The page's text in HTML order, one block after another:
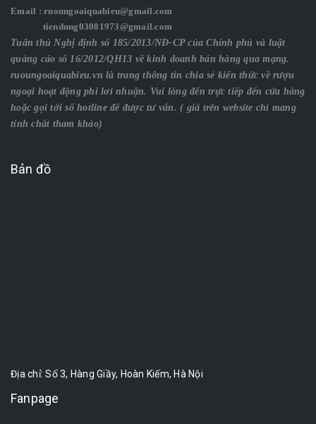
Email : ruoungoaiquabieu@gmail.com
tiendung03081973@gmail.com
Tuân thủ Nghị định số 185/2013/NĐ-CP của Chính phủ và luật
quảng cáo số 16/2012/QH13 về kinh doanh bán hàng qua mạng.
ruoungoaiquabieu.vn là trang thông tin chia sẻ kiến thức về rượu
ngoại hoạt động phi lơi nhuận. Vui lòng đến trực tiếp đến cửa hàng
hoặc gọi tới số hotline để được tư vấn. ( giá trên website chỉ mang
tính chất tham khảo)
Bản đồ
Địa chỉ: Số 3, Hàng Giầy, Hoàn Kiếm, Hà Nội
Fanpage